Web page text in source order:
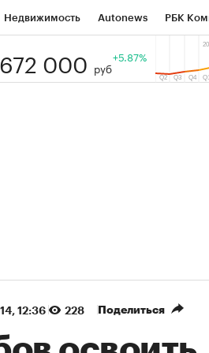
Недвижимость Autonews РБК
Тренды
000 руб
+5.87%
12:36 228 Поделиться